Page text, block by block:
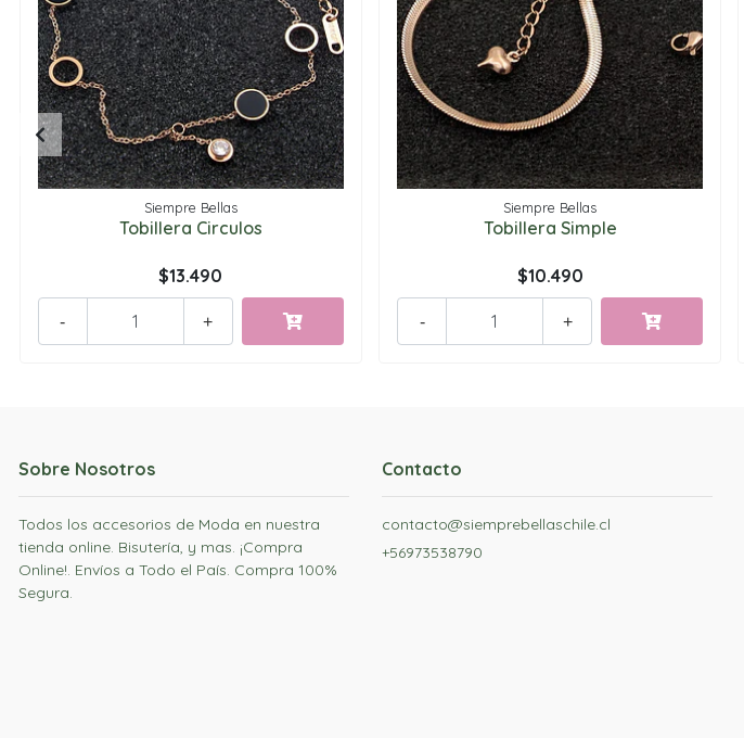
Siempre Bellas
Tobillera Circulos
$13.490
+
-
Siempre Bellas
Tobillera Simple
$10.490
+
-
Sobre Nosotros
Todos los accesorios de Moda en nuestra
tienda online. Bisutería, y mas. ¡Compra
Online!. Envíos a Todo el País. Compra 100%
Segura.
Contacto
contacto@siemprebellaschile.cl
+56973538790